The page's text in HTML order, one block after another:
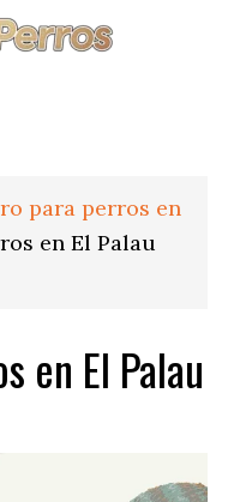
para perros en
en El Palau
en El Palau